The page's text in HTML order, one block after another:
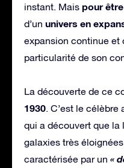
instant. Mais pour
d’un univers en
expansion continue et
particularité de son
La découverte de ce
1930. C’est le célèbre
qui a découvert que la
galaxies très
caractérisée par un «